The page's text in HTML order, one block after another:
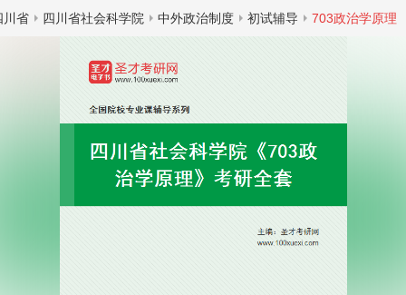
川省 四川省社会科学院 中外政治制度 初试辅导 703政治学原理